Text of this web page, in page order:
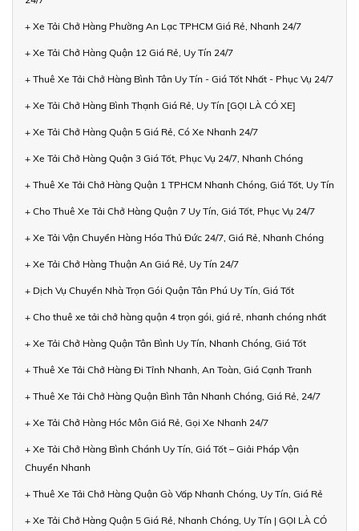
+ Xe Tải Chở Hàng Phường An Lạc TPHCM Giá Rẻ, Nhanh 24/7
+ Xe Tải Chở Hàng Quận 12 Giá Rẻ, Uy Tín 24/7
+ Thuê Xe Tải Chở Hàng Bình Tân Uy Tín - Giá Tốt Nhất - Phục Vụ 24/7
+ Xe Tải Chở Hàng Bình Thạnh Giá Rẻ, Uy Tín [GỌI LÀ CÓ XE]
+ Xe Tải Chở Hàng Quận 5 Giá Rẻ, Có Xe Nhanh 24/7
+ Xe Tải Chở Hàng Quận 3 Giá Tốt, Phục Vụ 24/7, Nhanh Chóng
+ Thuê Xe Tải Chở Hàng Quận 1 TPHCM Nhanh Chóng, Giá Tốt, Uy Tín
+ Cho Thuê Xe Tải Chở Hàng Quận 7 Uy Tín, Giá Tốt, Phục Vụ 24/7
+ Xe Tải Vận Chuyển Hàng Hóa Thủ Đức 24/7, Giá Rẻ, Nhanh Chóng
+ Xe Tải Chở Hàng Thuận An Giá Rẻ, Uy Tín 24/7
+ Dịch Vụ Chuyển Nhà Trọn Gói Quận Tân Phú Uy Tín, Giá Tốt
+ Cho thuê xe tải chở hàng quận 4 trọn gói, giá rẻ, nhanh chóng nhất
+ Xe Tải Chở Hàng Quận Tân Bình Uy Tín, Nhanh Chóng, Giá Tốt
+ Thuê Xe Tải Chở Hàng Đi Tỉnh Nhanh, An Toàn, Giá Cạnh Tranh
+ Thuê Xe Tải Chở Hàng Quận Bình Tân Nhanh Chóng, Giá Rẻ, 24/7
+ Xe Tải Chở Hàng Hóc Môn Giá Rẻ, Gọi Xe Nhanh 24/7
+ Xe Tải Chở Hàng Bình Chánh Uy Tín, Giá Tốt – Giải Pháp Vận
Chuyển Nhanh
+ Thuê Xe Tải Chở Hàng Quận Gò Vấp Nhanh Chóng, Uy Tín, Giá Rẻ
+ Xe Tải Chở Hàng Quận 5 Giá Rẻ, Nhanh Chóng, Uy Tín | GỌI LÀ CÓ